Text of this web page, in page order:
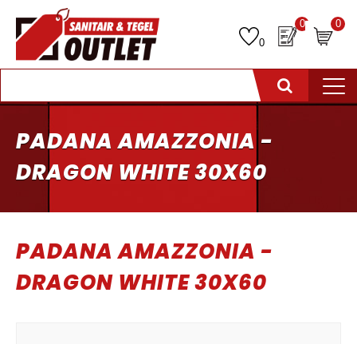
0
0 0
PADANA AMAZZONIA -
DRAGON WHITE 30X60
PADANA AMAZZONIA -
DRAGON WHITE 30X60